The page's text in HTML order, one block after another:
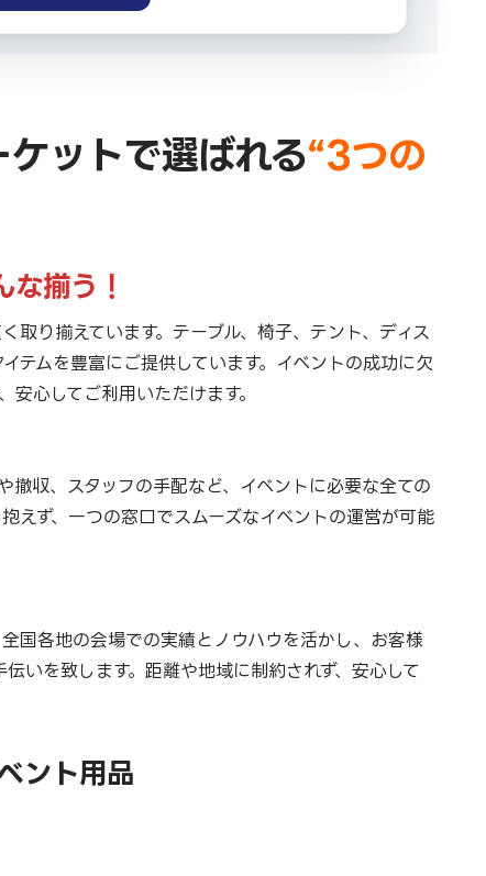
ットで選ばれる“3つの
な揃う！
取り揃えています。テーブル、椅子、テント、ディス
テムを豊富にご提供しています。イベントの成功に欠
安心してご利用いただけます。
撤収、スタッフの手配など、イベントに必要な全ての
えず、一つの窓口でスムーズなイベントの運営が可能
国各地の会場での実績とノウハウを活かし、お客様
いを致します。距離や地域に制約されず、安心して
ント用品